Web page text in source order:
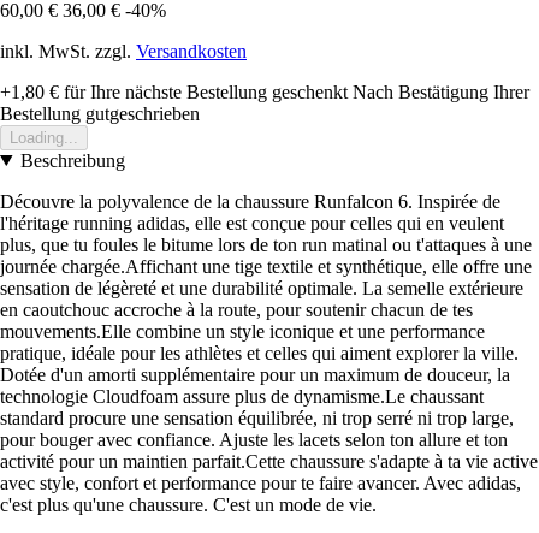
60,00 € 36,00 € -40%
inkl. MwSt. zzgl. Versandkosten
+1,80 € für Ihre nächste Bestellung geschenkt Nach Bestätigung Ihrer
Bestellung gutgeschrieben
Loading...
Beschreibung
Découvre la polyvalence de la chaussure Runfalcon 6. Inspirée de
l'héritage running adidas, elle est conçue pour celles qui en veulent
plus, que tu foules le bitume lors de ton run matinal ou t'attaques à une
journée chargée.Affichant une tige textile et synthétique, elle offre une
sensation de légèreté et une durabilité optimale. La semelle extérieure
en caoutchouc accroche à la route, pour soutenir chacun de tes
mouvements.Elle combine un style iconique et une performance
pratique, idéale pour les athlètes et celles qui aiment explorer la ville.
Dotée d'un amorti supplémentaire pour un maximum de douceur, la
technologie Cloudfoam assure plus de dynamisme.Le chaussant
standard procure une sensation équilibrée, ni trop serré ni trop large,
pour bouger avec confiance. Ajuste les lacets selon ton allure et ton
activité pour un maintien parfait.Cette chaussure s'adapte à ta vie active
avec style, confort et performance pour te faire avancer. Avec adidas,
c'est plus qu'une chaussure. C'est un mode de vie.